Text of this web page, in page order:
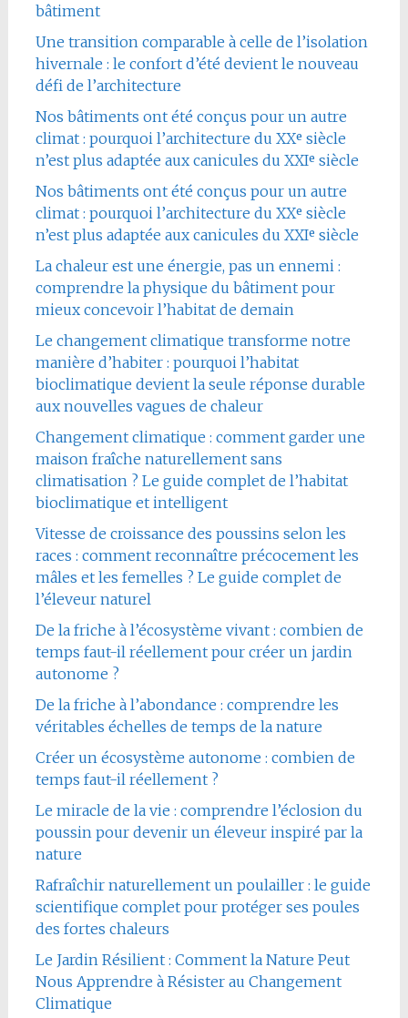
bâtiment
Une transition comparable à celle de l’isolation
hivernale : le confort d’été devient le nouveau
défi de l’architecture
Nos bâtiments ont été conçus pour un autre
climat : pourquoi l’architecture du XXᵉ siècle
n’est plus adaptée aux canicules du XXIᵉ siècle
Nos bâtiments ont été conçus pour un autre
climat : pourquoi l’architecture du XXᵉ siècle
n’est plus adaptée aux canicules du XXIᵉ siècle
La chaleur est une énergie, pas un ennemi :
comprendre la physique du bâtiment pour
mieux concevoir l’habitat de demain
Le changement climatique transforme notre
manière d’habiter : pourquoi l’habitat
bioclimatique devient la seule réponse durable
aux nouvelles vagues de chaleur
Changement climatique : comment garder une
maison fraîche naturellement sans
climatisation ? Le guide complet de l’habitat
bioclimatique et intelligent
Vitesse de croissance des poussins selon les
races : comment reconnaître précocement les
mâles et les femelles ? Le guide complet de
l’éleveur naturel
De la friche à l’écosystème vivant : combien de
temps faut-il réellement pour créer un jardin
autonome ?
De la friche à l’abondance : comprendre les
véritables échelles de temps de la nature
Créer un écosystème autonome : combien de
temps faut-il réellement ?
Le miracle de la vie : comprendre l’éclosion du
poussin pour devenir un éleveur inspiré par la
nature
Rafraîchir naturellement un poulailler : le guide
scientifique complet pour protéger ses poules
des fortes chaleurs
Le Jardin Résilient : Comment la Nature Peut
Nous Apprendre à Résister au Changement
Climatique